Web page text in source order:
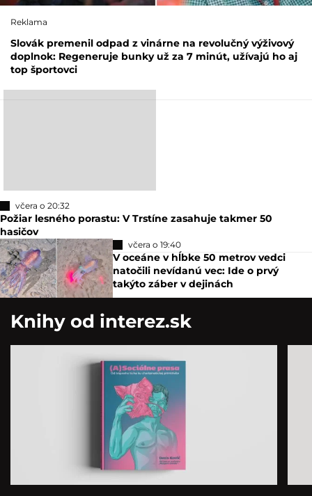
Reklama
Slovák premenil odpad z vinárne na revolučný výživový
doplnok: Regeneruje bunky už za 7 minút, užívajú ho aj
top športovci
včera o 20:32
Požiar lesného porastu: V Trstíne zasahuje takmer 50
hasičov
včera o 19:40
V oceáne v hĺbke 50 metrov vedci
natočili nevídanú vec: Ide o prvý
takýto záber v dejinách
Knihy od interez.sk